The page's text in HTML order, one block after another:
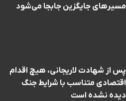
مسیرهای جایگزین جابجا می‌شود
پس از شهادت لاریجانی، هیچ اقدام
اقتصادی متناسب با شرایط جنگ
دیده نشده است